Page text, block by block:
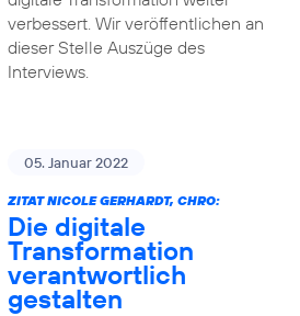
verbessert. Wir veröffentlichen an
dieser Stelle Auszüge des
Interviews.
05. Januar 2022
ZITAT NICOLE GERHARDT, CHRO:
Die digitale
Transformation
verantwortlich
gestalten